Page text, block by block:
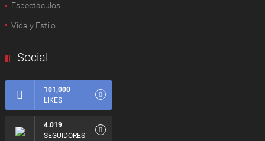
Espectàculos
Vida y Estilo
Social
101,000
LIKES
4.019
SEGUIDORES